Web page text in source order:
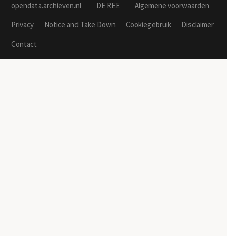
opendata.archieven.nl DE REE
Algemene voorwaarden
Privacy
Notice and Take Down Cookiegebruik
Disclaimer
Contact